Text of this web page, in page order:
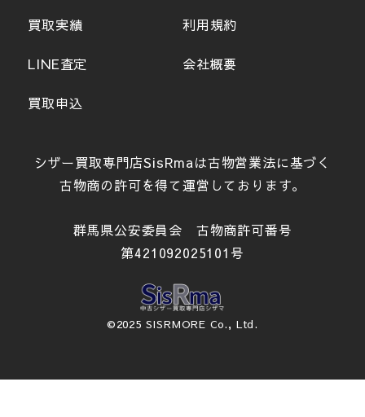
買取実績
LINE査定
買取申込
利用規約
会社概要
シザー買取専門店SisRmaは古物営業法に基づく
古物商の許可を得て運営しております。
群馬県公安委員会 古物商許可番号
第421092025101号
©2025 SISRMORE Co., Ltd.